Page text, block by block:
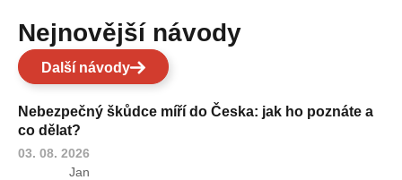
Nejnovější návody
Další návody
Nebezpečný škůdce míří do Česka: jak ho poznáte a
co dělat?
03. 08. 2026
Jan